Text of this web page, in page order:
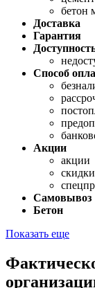
бетон
Доставка
Гарантия
Способ
Акции
акции
скидки
Самовывоз
Бетон
Показать еще